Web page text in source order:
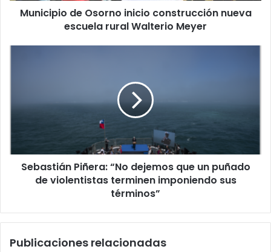
Meyer
Municipio de Osorno inicio construcción nueva
escuela rural Walterio Meyer
violentistas
terminen
imponiendo
Sebastián Piñera: “No dejemos que un puñado
de violentistas terminen imponiendo sus
términos”
Publicaciones relacionadas